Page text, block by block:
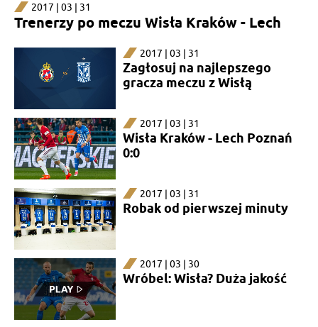
2017 | 03 | 31
Trenerzy po meczu Wisła Kraków - Lech
2017 | 03 | 31
Zagłosuj na najlepszego
gracza meczu z Wisłą
2017 | 03 | 31
Wisła Kraków - Lech Poznań
0:0
2017 | 03 | 31
Robak od pierwszej minuty
2017 | 03 | 30
Wróbel: Wisła? Duża jakość